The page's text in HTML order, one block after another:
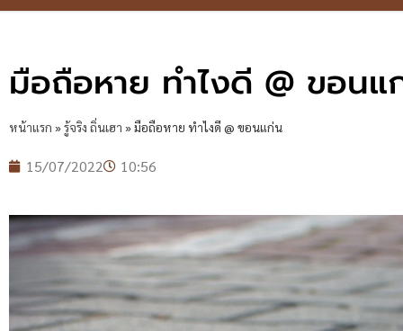
มือถือหาย ทำไงดี @ ขอนแ
หน้าแรก »รู้จริง ถิ่นเฮา »มือถือหาย ทำไงดี @ ขอนแก่น
15/07/2022 10:56